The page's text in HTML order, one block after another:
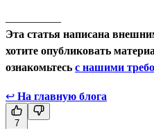
Эта статья написана
хотите опубликовать
ознакомьтесь с нашими
↩ На главную блога
7